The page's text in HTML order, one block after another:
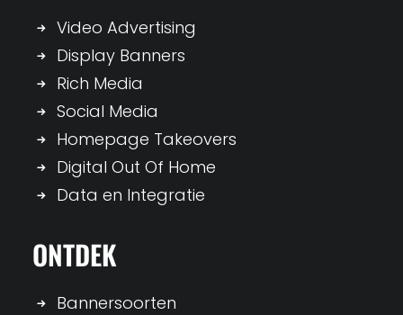
Video Advertising
Display Banners
Rich Media
Social Media
Homepage Takeovers
Digital Out Of Home
Data en Integratie
ONTDEK
Bannersoorten